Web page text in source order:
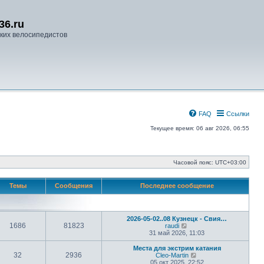
велосипедистов
Ссылки
FAQ
Текущее время: 06 авг 2026, 06:55
Часовой пояс: UTC+03:00
Темы Сообщения Последнее сообщение
1686 81823
2026-05-02..08 Кузнецк - Свия…
raudi
е
р
е
й
т
31 май 2026, 11:03
32 2936
Места для экстрим катания
Cleo-Martin
е
05 окт 2025, 22:52